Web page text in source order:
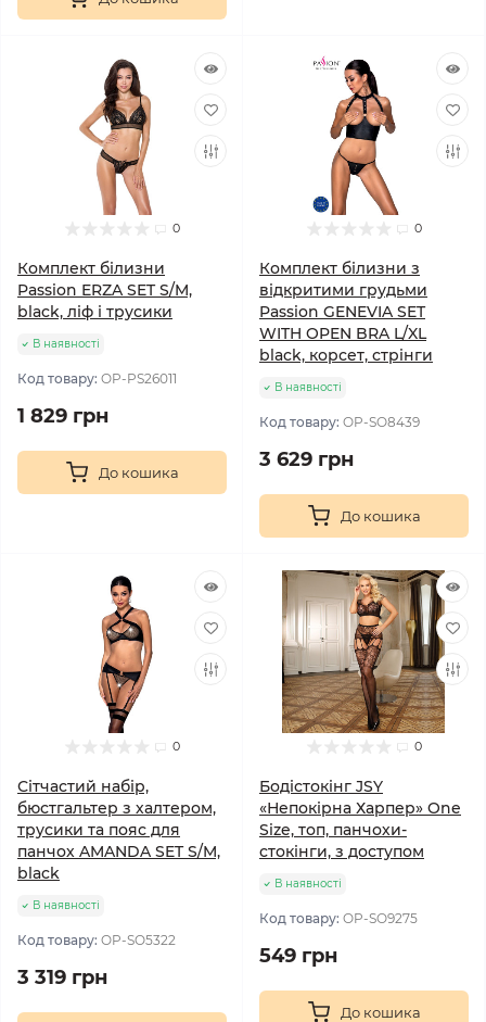
0
Комплект білизни
Passion ERZA SET S/M,
black, ліф і трусики
В наявності
Код товару: OP-PS26011
1 829 грн
До кошика
0
Комплект білизни з
відкритими грудьми
Passion GENEVIA SET
WITH OPEN BRA L/XL
black, корсет, стрінги
В наявності
Код товару: OP-SO8439
3 629 грн
До кошика
0
Сітчастий набір,
бюстгальтер з халтером,
трусики та пояс для
панчох AMANDA SET S/M,
black
В наявності
Код товару: OP-SO5322
3 319 грн
0
Бодістокінг JSY
«Непокірна Харпер» One
Size, топ, панчохи-
стокінги, з доступом
В наявності
Код товару: OP-SO9275
549 грн
До кошика